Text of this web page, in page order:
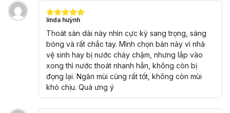
Được xếp
hạng5
5
sao
linda huỳnh
Thoát sàn dài này nhìn cực kỳ sang trọng, sáng
bóng và rất chắc tay. Mình chọn bản này vì nhà
vệ sinh hay bị nước chảy chậm, nhưng lắp vào
xong thì nước thoát nhanh hẳn, không còn bị
đọng lại. Ngăn mùi cũng rất tốt, không còn mùi
khó chịu. Quá ưng ý